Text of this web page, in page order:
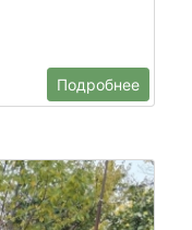
Подробнее